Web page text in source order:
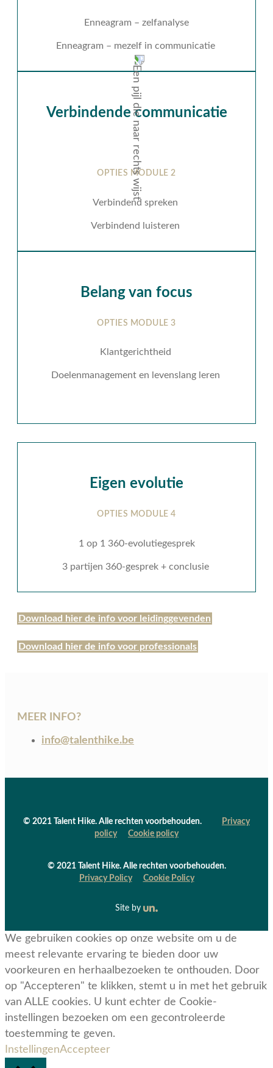
Enneagram – zelfanalyse
Enneagram – mezelf in communicatie
Verbindende communicatie
OPTIES MODULE 2
Verbindend spreken
Verbindend luisteren
Belang van focus
OPTIES MODULE 3
Klantgerichtheid
Doelenmanagement en levenslang leren
Eigen evolutie
OPTIES MODULE 4
1 op 1 360-evolutiegesprek
3 partijen 360-gesprek + conclusie
Download hier de info voor leidinggevenden
Download hier de info voor professionals
MEER INFO?
info@talenthike.be
© 2021 Talent Hike. Alle rechten voorbehouden.
Privacy
policy
Cookie policy
© 2021 Talent Hike. Alle rechten voorbehouden.
Privacy Policy
Cookie Policy
Site by
We gebruiken cookies op onze website om u de
meest relevante ervaring te bieden door uw
voorkeuren en herhaalbezoeken te onthouden. Door
op "Accepteren" te klikken, stemt u in met het gebruik
van ALLE cookies. U kunt echter de Cookie-
instellingen bezoeken om een ​​gecontroleerde
toestemming te geven.
InstellingenAccepteer